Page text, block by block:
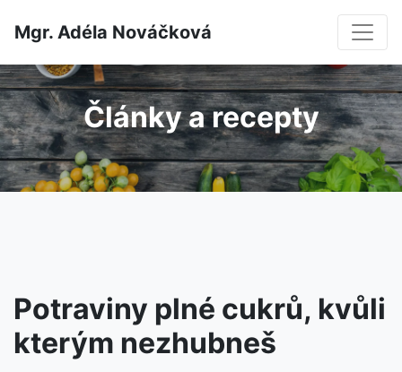
Mgr. Adéla Nováčková
Články a recepty
Potraviny plné cukrů, kvůli
kterým nezhubneš